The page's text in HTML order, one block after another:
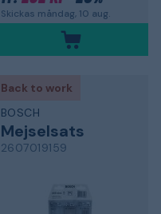
Skickas måndag, 10 aug.
Back to work
BOSCH
Mejselsats
2607019159